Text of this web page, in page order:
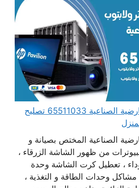
مهندس كمبيوتر العارضية الصناعية 65511033 تصليح
الصناعية المختص بصيانة و
من ظهور الشاشة الزرقاء ،
، تعطيل كرت الشاشة وحدة
وحدات الطاقة و التغذية ،